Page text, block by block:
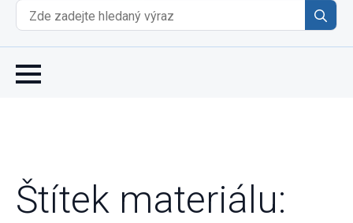
for:
Štítek materiálu: